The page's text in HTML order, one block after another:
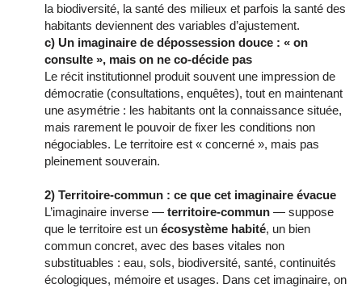
la biodiversité, la santé des milieux et parfois la santé des
habitants deviennent des variables d’ajustement.
c) Un imaginaire de dépossession douce : « on
consulte », mais on ne co-décide pas
Le récit institutionnel produit souvent une impression de
démocratie (consultations, enquêtes), tout en maintenant
une asymétrie : les habitants ont la connaissance située,
mais rarement le pouvoir de fixer les conditions non
négociables. Le territoire est « concerné », mais pas
pleinement souverain.
2) Territoire-commun : ce que cet imaginaire évacue
L’imaginaire inverse — territoire-commun — suppose
que le territoire est un écosystème habité, un bien
commun concret, avec des bases vitales non
substituables : eau, sols, biodiversité, santé, continuités
écologiques, mémoire et usages. Dans cet imaginaire, on